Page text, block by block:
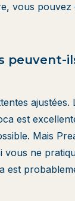
vous pouvez
peuvent-
ajustées.
est
Mais
vous ne
est